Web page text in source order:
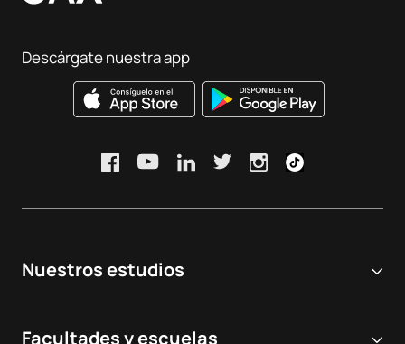
Nuestros estudios
Facultades y escuelas
Descárgate nuestra app